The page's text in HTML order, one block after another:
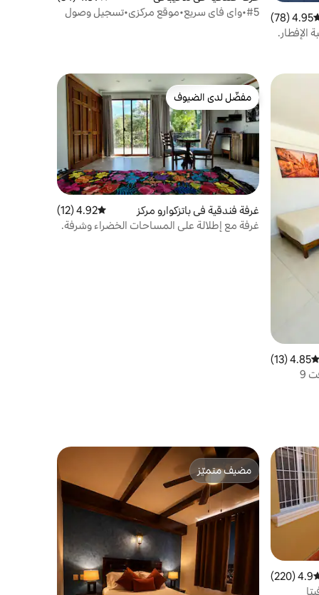
التقييم 4.95 من 5، 78 مراجعات
4.95 (78)
#5•واي فاي سريع•موقع مركزي•تسجيل وصول
متوسط التقييم 4.85 من 5، 13 مراجعات
4.85 (13)
9
مفضّل لدى الضيوف
مفضّل لدى الضيوف
غرفة فندقية في باتزكوارو مركز متوسط التقييم 4.92 من 5، 12 مراجعات
4.92 (12)
غرفة مع إطلالة على المساحات الخضراء وشرفة.
التقييم 4.9 من 5، 220 مراجعات
4.9 (220)
مضيف متميّز
مضيف متميّز